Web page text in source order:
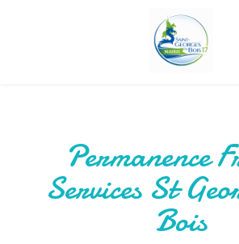
Permanence
Services St
Bois